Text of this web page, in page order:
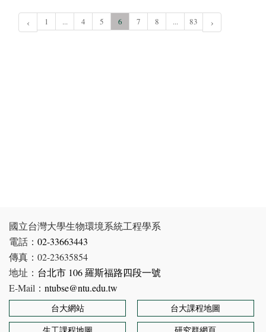
‹ 1 ... 4 5 6 7 8 ... 83 ›
國立台灣大學生物環境系統工程學系
電話： 02-33663443
傳真：02-23635854
地址： 台北市 106 羅斯福路四段一號
E-Mail： ntubse@ntu.edu.tw
台大網站
台大課程地圖